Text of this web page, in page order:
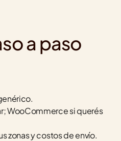
a paso
WooCommerce si querés
zonas y costos de envío.